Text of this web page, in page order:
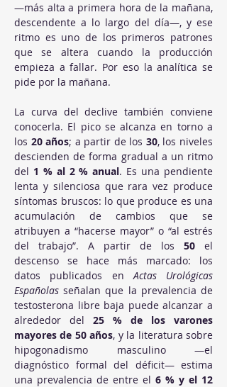
—más alta a primera hora de la mañana,
descendente a lo largo del día—, y ese
ritmo es uno de los primeros patrones
que se altera cuando la producción
empieza a fallar. Por eso la analítica se
pide por la mañana.
La curva del declive también conviene
conocerla. El pico se alcanza en torno a
los 20 años; a partir de los 30, los niveles
descienden de forma gradual a un ritmo
del 1 % al 2 % anual. Es una pendiente
lenta y silenciosa que rara vez produce
síntomas bruscos: lo que produce es una
acumulación de cambios que se
atribuyen a “hacerse mayor” o “al estrés
del trabajo”. A partir de los 50 el
descenso se hace más marcado: los
datos publicados en Actas Urológicas
Españolas señalan que la prevalencia de
testosterona libre baja puede alcanzar a
alrededor del 25 % de los varones
mayores de 50 años, y la literatura sobre
hipogonadismo masculino —el
diagnóstico formal del déficit— estima
una prevalencia de entre el 6 % y el 12